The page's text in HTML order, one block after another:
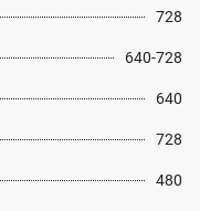
728
640-728
640
728
480